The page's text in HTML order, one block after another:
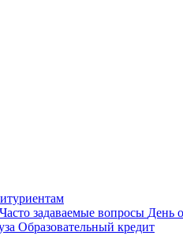
Часто задаваемые вопросы День
Образовательный кредит